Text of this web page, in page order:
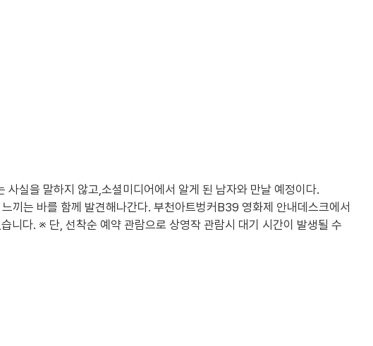
실을 말하지 않고,소셜미디어에서 알게 된 남자와 만날 예정이다.
끼는 바를 함께 발견해나간다. 부천아트벙커B39 영화제 안내데스크에서
다. ※ 단, 선착순 예약 관람으로 상영작 관람시 대기 시간이 발생될 수